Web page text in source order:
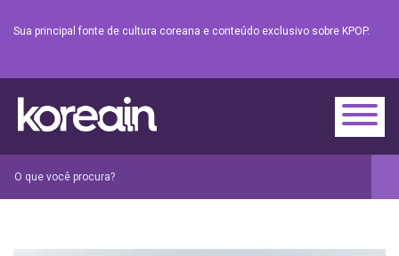
Sua principal fonte de cultura coreana e conteúdo exclusivo sobre KPOP.